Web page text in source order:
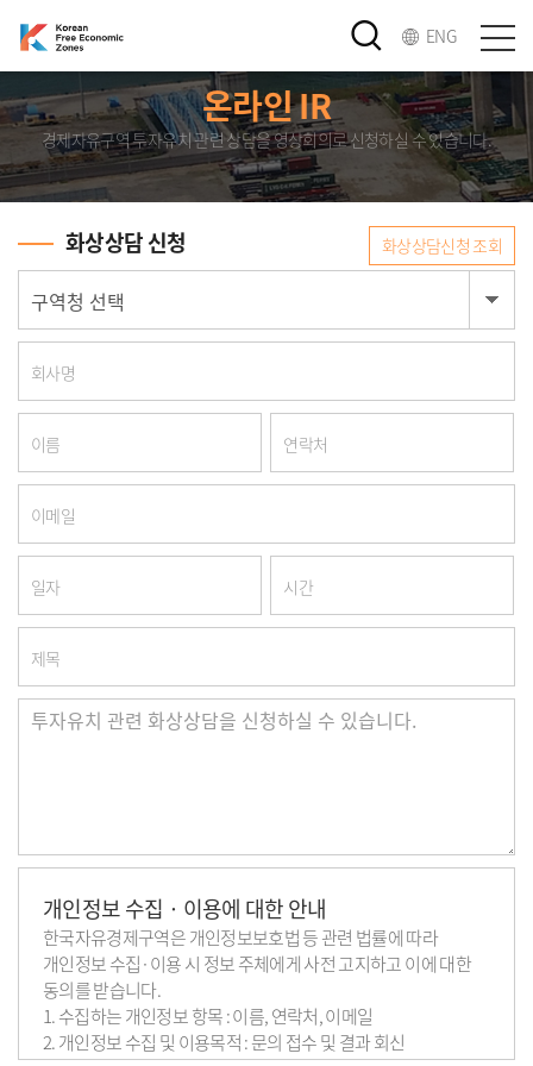
ENG
온라인 IR
경제자유구역 투자유치 관련 상담을 영상회의로 신청하실 수 있습니다.
화상상담 신청 화상상담신청 조회
회사명
이름 연락처
이메일
일자 시간
제목
개인정보 수집 · 이용에 대한 안내
한국자유경제구역은 개인정보보호법 등 관련 법률에 따라
개인정보 수집·이용 시 정보 주체에게 사전 고지하고 이에 대한
동의를 받습니다.
1. 수집하는 개인정보 항목 : 이름, 연락처, 이메일
2. 개인정보 수집 및 이용목적 : 문의 접수 및 결과 회신